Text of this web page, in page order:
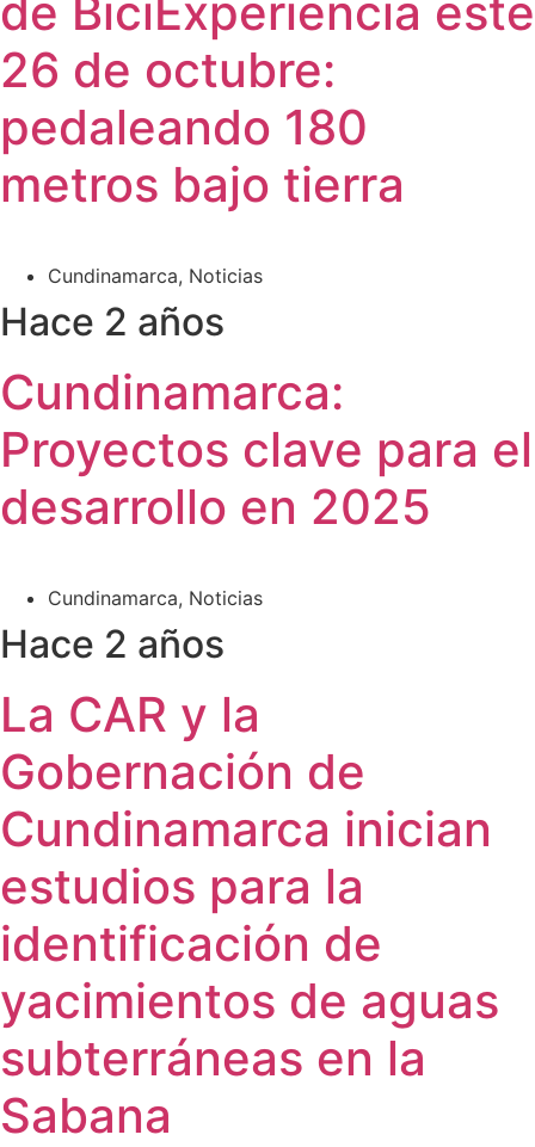
de BiciExperiencia este
26 de octubre:
pedaleando 180
metros bajo tierra
Cundinamarca, Noticias
Hace 2 años
Cundinamarca:
Proyectos clave para el
desarrollo en 2025
Cundinamarca, Noticias
Hace 2 años
La CAR y la
Gobernación de
Cundinamarca inician
estudios para la
identificación de
yacimientos de aguas
subterráneas en la
Sabana